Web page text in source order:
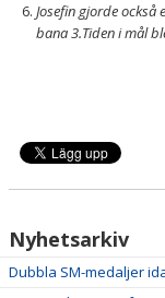
Josefin gjorde
bana 3.Tiden i mål
Nyhetsarkiv
Dubbla SM-medaljer